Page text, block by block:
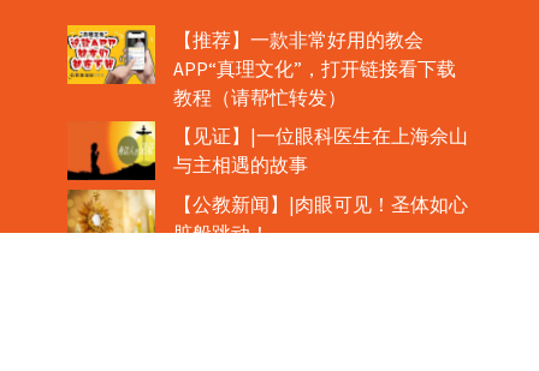
【推荐】一款非常好用的教会
APP“真理文化”，打开链接看下载
教程（请帮忙转发）
【见证】|一位眼科医生在上海佘山
与主相遇的故事
【公教新闻】|肉眼可见！圣体如心
脏般跳动！